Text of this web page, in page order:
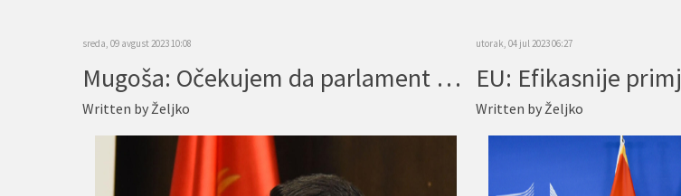
sreda, 09 avgust 2023 10:08
Mugoša: Očekujem da parlament uskoro formira Odbor za izbornu reformu
Written byŽeljko
utorak, 04 jul 2023 06:27
Written byŽeljko